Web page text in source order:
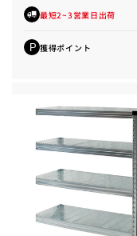
最短2~3営業日出荷
P 獲得ポイント